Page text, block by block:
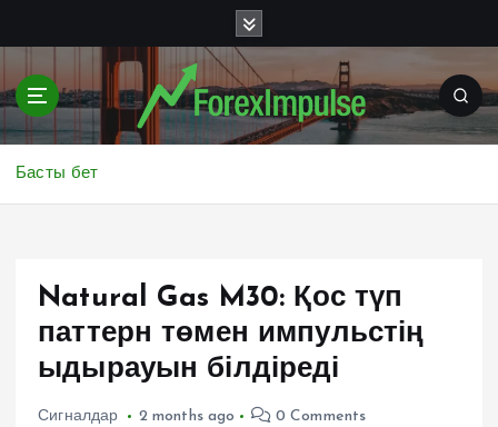
p
o
Басты бет
Natural Gas M30: Қос түп
паттерн төмен импульстің
ыдырауын білдіреді
Сигналдар 2 months ago 0 Comments